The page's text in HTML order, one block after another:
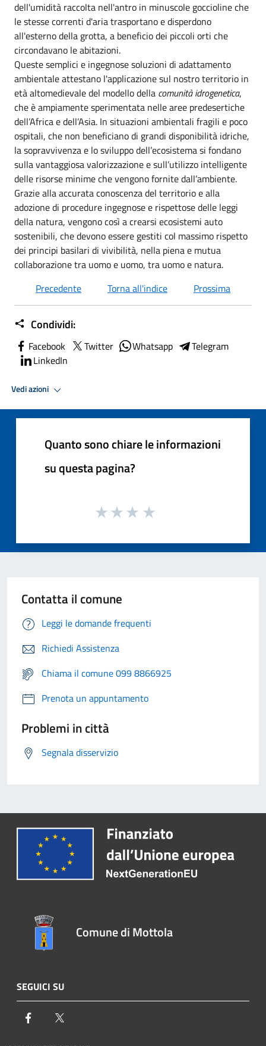
dell'umidità raccolta nell'antro in minuscole goccioline che
le stesse correnti d'aria trasportano e disperdono
all'esterno della grotta, a beneficio dei piccoli orti che
circondavano le abitazioni.
Queste semplici e ingegnose soluzioni di adattamento
ambientale attestano l'applicazione sul nostro territorio in
età altomedievale del modello della comunità idrogenetica,
che è ampiamente sperimentata nelle aree predesertiche
dell’Africa e dell’Asia. In situazioni ambientali fragili e poco
ospitali, che non beneficiano di grandi disponibilità idriche,
la sopravvivenza e lo sviluppo dell’ecosistema si fondano
sulla vantaggiosa valorizzazione e sull’utilizzo intelligente
delle risorse minime che vengono fornite dall’ambiente.
Grazie alla accurata conoscenza del territorio e alla
adozione di procedure ingegnose e rispettose delle leggi
della natura, vengono così a crearsi ecosistemi auto
sostenibili, che devono essere gestiti col massimo rispetto
dei principi basilari di vivibilità, nella piena e mutua
collaborazione tra uomo e uomo, tra uomo e natura.
Precedente
Torna all'indice Prossima
Condividi:
Facebook Twitter Whatsapp
Telegram
LinkedIn
Vedi azioni
Quanto sono chiare le informazioni
su questa pagina?
Contatta il comune
Leggi le domande frequenti
Richiedi Assistenza
Chiama il comune 099 8866925
Prenota un appuntamento
Problemi in città
Segnala disservizio
Comune di Mottola
SEGUICI SU
Facebook